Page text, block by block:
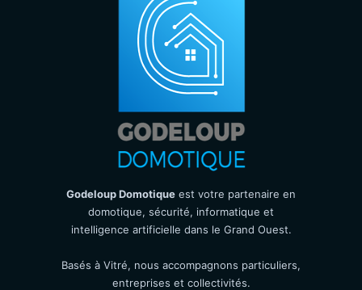
Godeloup Domotique est votre partenaire en
domotique, sécurité, informatique et
intelligence artificielle dans le Grand Ouest.
Basés à Vitré, nous accompagnons particuliers,
entreprises et collectivités.